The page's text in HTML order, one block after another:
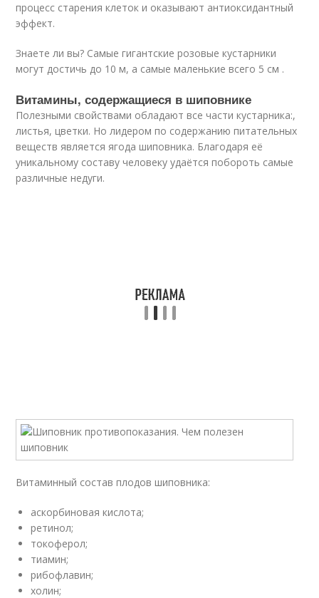
процесс старения клеток и оказывают антиоксидантный
эффект.
Знаете ли вы? Самые гигантские розовые кустарники
могут достичь до 10 м, а самые маленькие всего 5 см .
Витамины, содержащиеся в шиповнике
Полезными свойствами обладают все части кустарника:,
листья, цветки. Но лидером по содержанию питательных
веществ является ягода шиповника. Благодаря её
уникальному составу человеку удаётся побороть самые
различные недуги.
Витаминный состав плодов шиповника:
аскорбиновая кислота;
ретинол;
токоферол;
тиамин;
рибофлавин;
холин;